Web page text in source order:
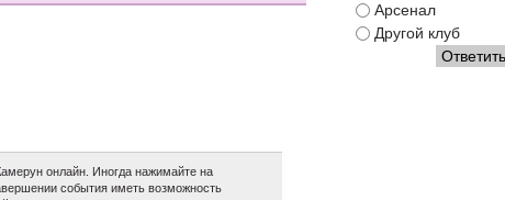
онлайн. Иногда нажимайте на
события иметь возможность
Арсенал
Другой клуб